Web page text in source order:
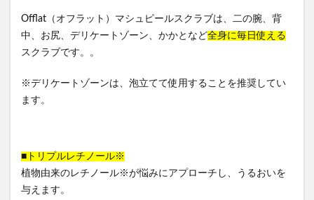
Offlat（オフラット）マシュピールスクラブは、二の腕、背
中、お尻、デリケートゾーン、かかとなど全身に毎日使える
スクラブです。。
※デリケートゾーンは、泡⽴てて使⽤することを推奨してい
ます。
■トリプルレチノール※
植物由来のレチノール※が悩みにアプローチし、うるおいを
与えます。